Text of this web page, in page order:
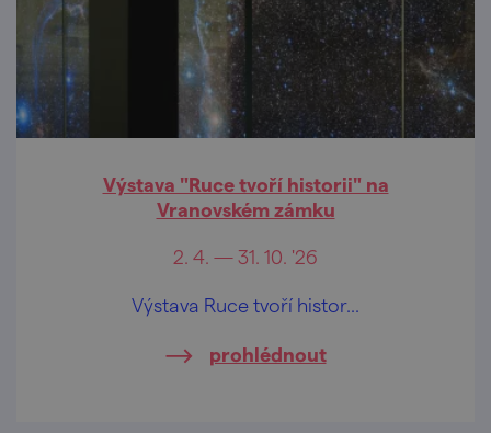
Výstava "Ruce tvoří historii" na
Vranovském zámku
2. 4. — 31. 10. '26
Výstava Ruce tvoří histor...
prohlédnout